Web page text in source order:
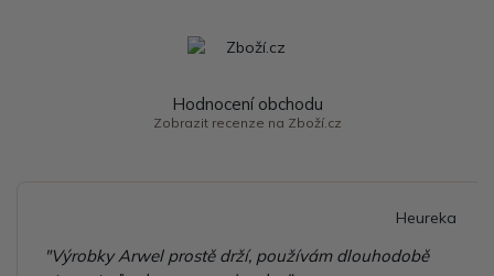
Hodnocení obchodu
Zobrazit recenze na Zboží.cz
"Příjemná komunikace, vzorné balení,